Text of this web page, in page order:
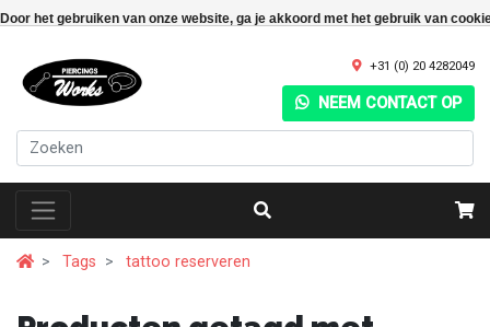
Door het gebruiken van onze website, ga je akkoord met het gebruik van
+31 (0) 20 4282049
NEEM CONTACT OP
Tags tattoo reserveren